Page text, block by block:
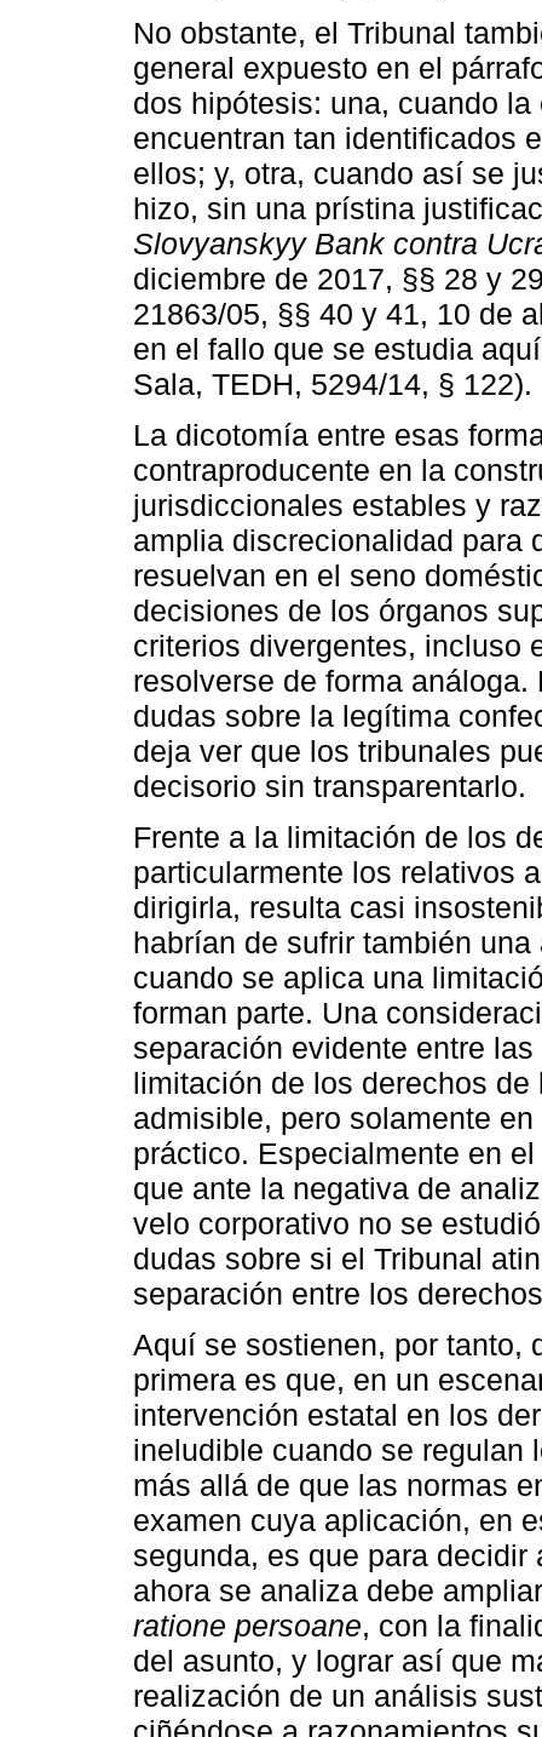
No obstante, el Tribunal
general expuesto en el
dos hipótesis: una, cuando
encuentran tan identificados
ellos; y, otra, cuando así se
hizo, sin una prístina
Slovyanskyy Bank contra
diciembre de 2017, §§ 28 y
21863/05, §§ 40 y 41, 10 de
en el fallo que se estudia
Sala, TEDH, 5294/14, § 122).
La dicotomía entre esas
contraproducente en la
jurisdiccionales estables y
amplia discrecionalidad para
resuelvan en el seno
decisiones de los órganos
criterios divergentes, incluso
resolverse de forma
dudas sobre la legítima
deja ver que los tribunales
decisorio sin transparentarlo.
Frente a la limitación de los
particularmente los relativos
dirigirla, resulta casi
habrían de sufrir también
cuando se aplica una
forman parte. Una
separación evidente entre
limitación de los derechos
admisible, pero solamente
práctico. Especialmente en
que ante la negativa de
velo corporativo no se
dudas sobre si el Tribunal
separación entre los
Aquí se sostienen, por tanto,
primera es que, en un
intervención estatal en los
ineludible cuando se regulan
más allá de que las normas
examen cuya aplicación, en
segunda, es que para
ahora se analiza debe
ratione persoane, con la
del asunto, y lograr así que
realización de un análisis